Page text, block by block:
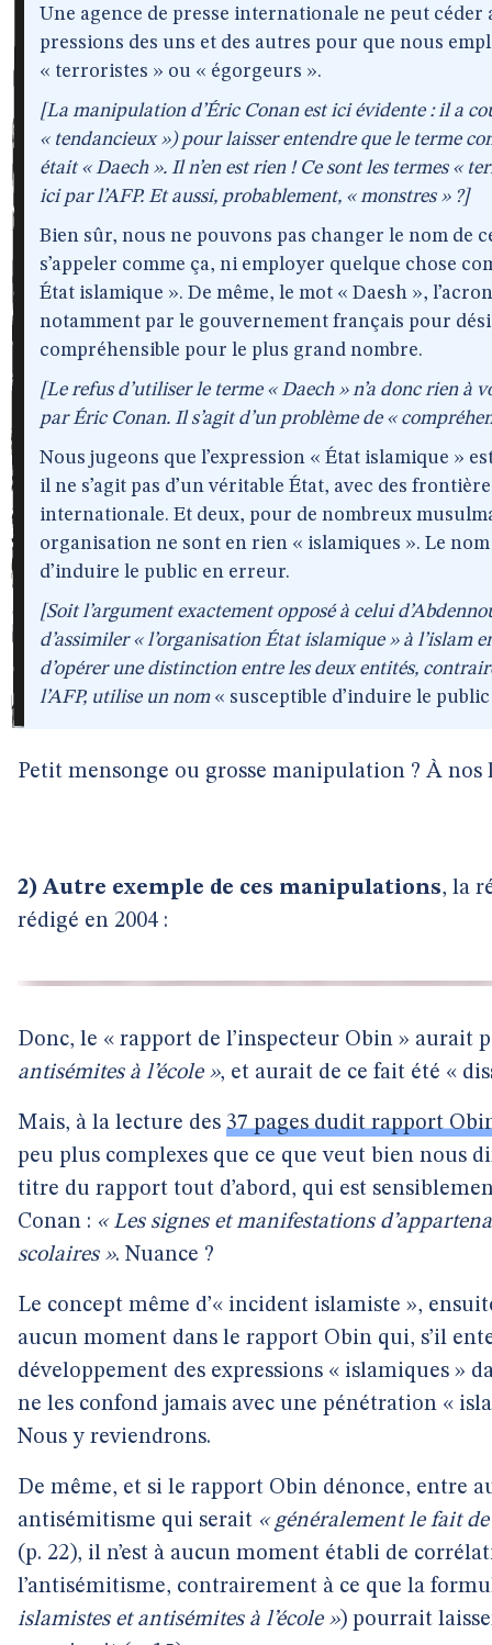
Une agence de presse internationale ne peut
pressions des uns et des autres pour que nous
« terroristes » ou « égorgeurs ».
[La manipulation d’Éric Conan est ici évidente : il a
« tendancieux ») pour laisser entendre que le terme
était « Daech ». Il n’en est rien ! Ce sont les termes «
ici par l’AFP. Et aussi, probablement, « monstres » ?]
Bien sûr, nous ne pouvons pas changer le nom de
s’appeler comme ça, ni employer quelque chose
État islamique ». De même, le mot « Daesh »,
notamment par le gouvernement français pour
compréhensible pour le plus grand nombre.
[Le refus d’utiliser le terme « Daech » n’a donc rien à
par Éric Conan. Il s’agit d’un problème de «
Nous jugeons que l’expression « État islamique »
il ne s’agit pas d’un véritable État, avec des
internationale. Et deux, pour de nombreux
organisation ne sont en rien « islamiques ». Le
d’induire le public en erreur.
[Soit l’argument exactement opposé à celui
d’assimiler « l’organisation État islamique » à l’islam
d’opérer une distinction entre les deux entités,
l’AFP, utilise un nom « susceptible d’induire le
Petit mensonge ou grosse manipulation ? À nos
2) Autre exemple de ces manipulations, la
rédigé en 2004 :
Donc, le « rapport de l’inspecteur Obin » aurait
antisémites à l’école », et aurait de ce fait été «
Mais, à la lecture des 37 pages dudit rapport
peu plus complexes que ce que veut bien nous
titre du rapport tout d’abord, qui est
Conan : « Les signes et manifestations
scolaires ». Nuance ?
Le concept même d’« incident islamiste »,
aucun moment dans le rapport Obin qui, s’il
développement des expressions « islamiques »
ne les confond jamais avec une pénétration «
Nous y reviendrons.
De même, et si le rapport Obin dénonce, entre
antisémitisme qui serait « généralement le fait
(p. 22), il n’est à aucun moment établi de
l’antisémitisme, contrairement à ce que la
islamistes et antisémites à l’école ») pourrait